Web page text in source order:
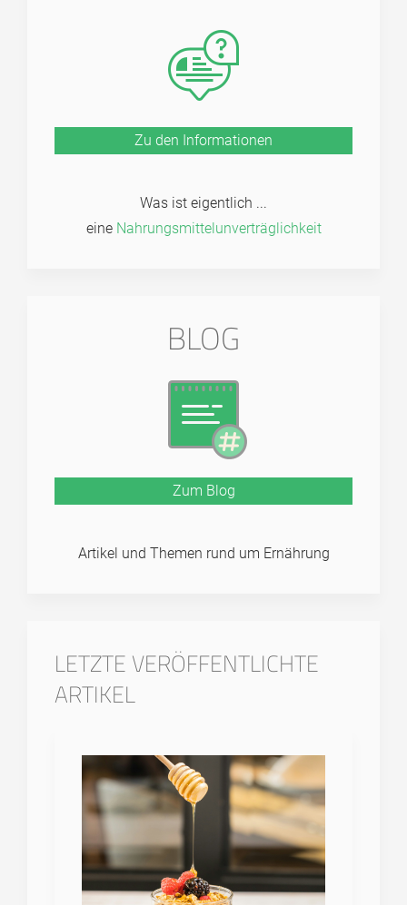
Zu den Informationen
Was ist eigentlich ...
eine Nahrungs­mittel­unver­träglich­keit
BLOG
Zum Blog
Artikel und Themen rund um Ernährung
LETZTE VERÖFFENTLICHTE
ARTIKEL